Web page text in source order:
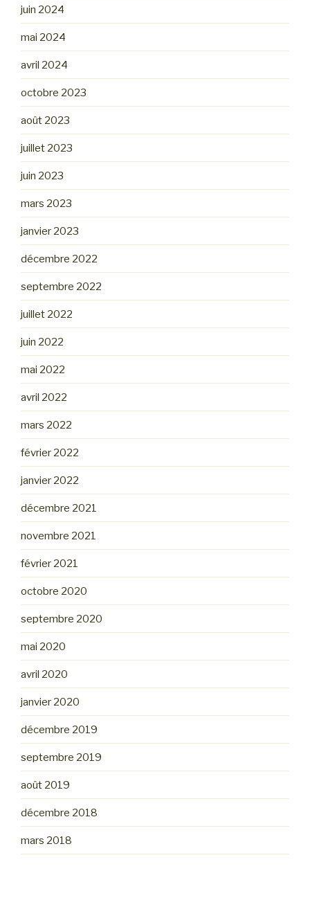
juin 2024
mai 2024
avril 2024
octobre 2023
août 2023
juillet 2023
juin 2023
mars 2023
janvier 2023
décembre 2022
septembre 2022
juillet 2022
juin 2022
mai 2022
avril 2022
mars 2022
février 2022
janvier 2022
décembre 2021
novembre 2021
février 2021
octobre 2020
septembre 2020
mai 2020
avril 2020
janvier 2020
décembre 2019
septembre 2019
août 2019
décembre 2018
mars 2018